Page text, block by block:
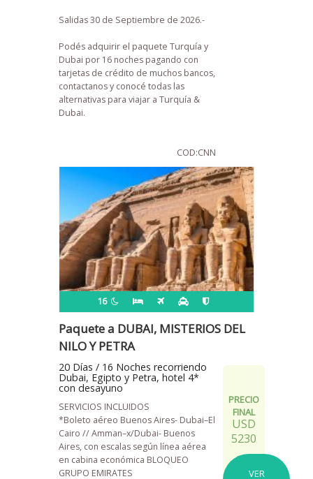
Salidas 30 de Septiembre de 2026.-
Podés adquirir el paquete Turquía y
Dubai por 16 noches pagando con
tarjetas de crédito de muchos bancos,
contactanos y conocé todas las
alternativas para viajar a Turquía &
Dubai.
COD:CNN
16
Paquete a DUBAI, MISTERIOS DEL
NILO Y PETRA
20 Días / 16 Noches recorriendo
Dubai, Egipto y Petra, hotel 4*
con desayuno
SERVICIOS INCLUIDOS
*Boleto aéreo Buenos Aires- Dubai–El
Cairo // Amman–x/Dubai- Buenos
Aires, con escalas según línea aérea
en cabina económica BLOQUEO
GRUPO EMIRATES
PRECIO
FINAL
USD
5230
VER